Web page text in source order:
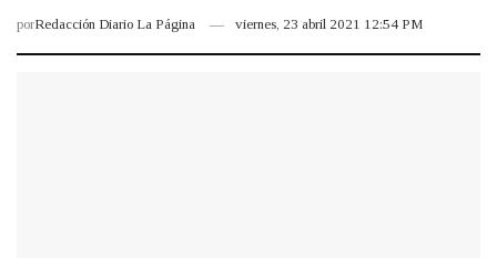
porRedacción Diario La Página viernes, 23 abril 2021 12:54 PM